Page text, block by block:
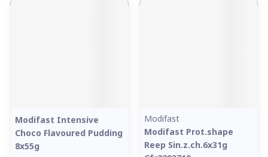
Modifast Intensive
Choco Flavoured Pudding
8x55g
Modifast
Modifast Prot.shape
Reep Sin.z.ch.6x31g